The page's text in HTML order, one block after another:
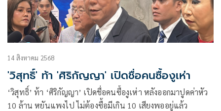
14 สิงหาคม 2568
'วิสุทธิ์' ท้า 'ศิริกัญญา' เปิดชื่อคนซื้องูเห่า
‘วิสุทธิ์’ ท้า ‘ศิริกัญญา’ เปิดชื่อคนซื้องูเห่า หลังออกมาปูดค่าหัว
10 ล้าน หยันแพงไป ไม่ต้องซื้อมีเกิน 10 เสียงพออยู่แล้ว